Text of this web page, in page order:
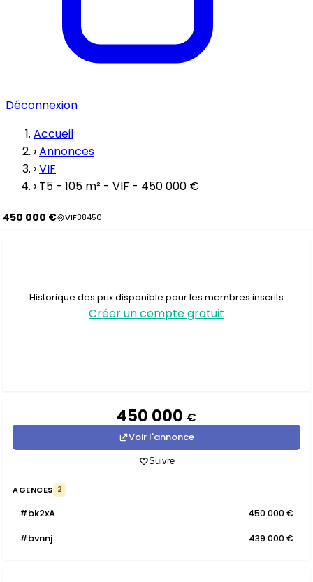
Déconnexion
Accueil
›Annonces
›VIF
› T5 - 105 m² - VIF - 450 000 €
450 000 € VIF38450
Historique des prix disponible pour les membres inscrits
Créer un compte gratuit
450 000 €
Voir l'annonce
Suivre
AGENCES 2
#bk2xA 450 000 €
#bvnnj 439 000 €